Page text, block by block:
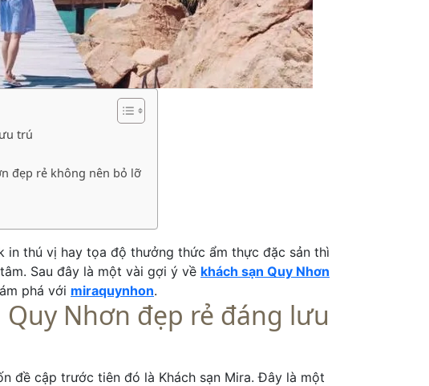
trú
đẹp rẻ không nên bỏ lỡ
in thú vị hay tọa độ thưởng thức ẩm thực đặc sản thì
Sau đây là một vài gợi ý về khách sạn Quy Nhơn
phá với miraquynhon.
Quy Nhơn đẹp rẻ đáng lưu
đề cập trước tiên đó là Khách sạn Mira. Đây là một